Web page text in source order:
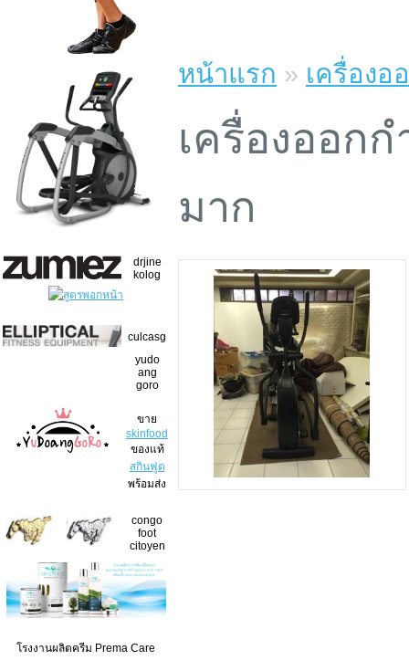
drjine
kolog
culcasg
yudo
ang
goro
ขาย
skinfood
ของแท้
สกินฟูด
พร้อมส่ง
congo
foot
citoyen
โรงงานผลิตครีม Prema Care
หน้าแรก » เครื่องอ
เครื่องออก
มาก